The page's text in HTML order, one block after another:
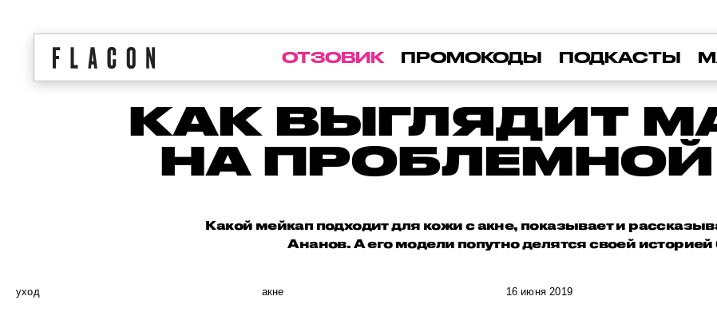
ОТЗОВИК ПРОМОКОДЫ ПОДКАСТЫ
КАК ВЫГЛЯДИТ
НА
Какой мейкап подходит для кожи с акне, показывает и
Ананов. А его модели попутно делятся своей историей
уход акне 16 июня 2019